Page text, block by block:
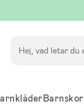
Barnskor